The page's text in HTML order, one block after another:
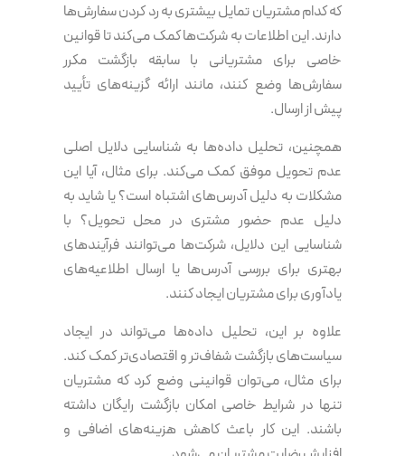
که کدام مشتریان تمایل بیشتری به رد کردن سفارش‌ها
دارند. این اطلاعات به شرکت‌ها کمک می‌کند تا قوانین
خاصی برای مشتریانی با سابقه بازگشت مکرر
سفارش‌ها وضع کنند، مانند ارائه گزینه‌های تأیید
پیش از ارسال.
همچنین، تحلیل داده‌ها به شناسایی دلایل اصلی
عدم تحویل موفق کمک می‌کند. برای مثال، آیا این
مشکلات به دلیل آدرس‌های اشتباه است؟ یا شاید به
دلیل عدم حضور مشتری در محل تحویل؟ با
شناسایی این دلایل، شرکت‌ها می‌توانند فرآیندهای
بهتری برای بررسی آدرس‌ها یا ارسال اطلاعیه‌های
یادآوری برای مشتریان ایجاد کنند.
علاوه بر این، تحلیل داده‌ها می‌تواند در ایجاد
سیاست‌های بازگشت شفاف‌تر و اقتصادی‌تر کمک کند.
برای مثال، می‌توان قوانینی وضع کرد که مشتریان
تنها در شرایط خاصی امکان بازگشت رایگان داشته
باشند. این کار باعث کاهش هزینه‌های اضافی و